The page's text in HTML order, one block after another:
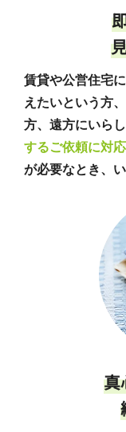
賃貸や公営住宅
えたいという方
方、遠方にいら
するご依頼に対
が必要なとき、
真